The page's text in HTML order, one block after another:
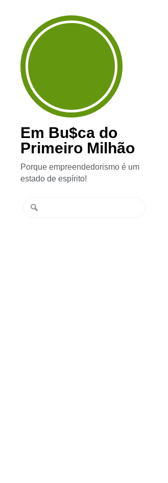
Em Bu$ca do
Primeiro Milhão
Porque empreendedorismo é um
estado de espírito!